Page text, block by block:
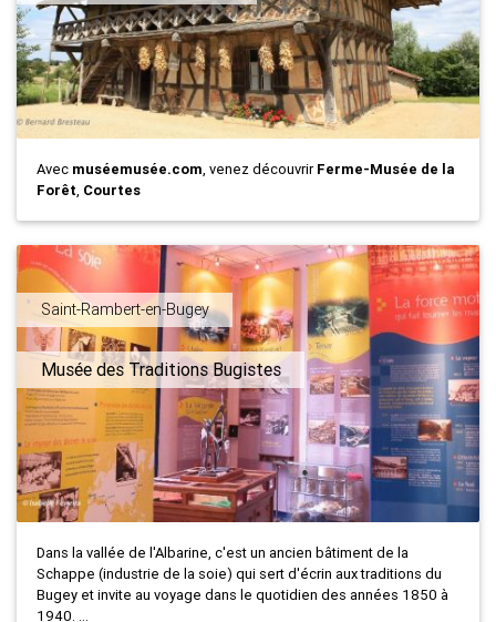
Avec muséemusée.com, venez découvrirFerme-Musée de la
Forêt, Courtes
Saint-Rambert-en-Bugey
Musée des Traditions Bugistes
Dans la vallée de l'Albarine, c'est un ancien bâtiment de la
Schappe (industrie de la soie) qui sert d'écrin aux traditions du
Bugey et invite au voyage dans le quotidien des années 1850 à
1940. ...